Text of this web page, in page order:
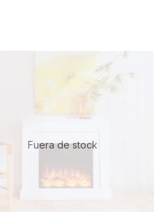
Fuera de stock